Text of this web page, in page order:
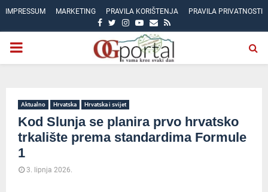
IMPRESSUM MARKETING PRAVILA KORIŠTENJA PRAVILA PRIVATNOSTI
FACEBOOK
TWITTER
INSTAGRAM
YOUTUBE
EMAIL
RSS
PRIMARY
Aktualno Hrvatska Hrvatska i svijet
Kod Slunja se planira prvo hrvatsko
trkalište prema standardima Formule
1
3. lipnja 2026.